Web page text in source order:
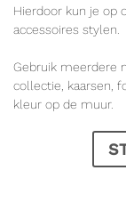
Hierdoor kun je op
accessoires stylen.
Gebruik meerdere
collectie, kaarsen,
kleur op de muur.